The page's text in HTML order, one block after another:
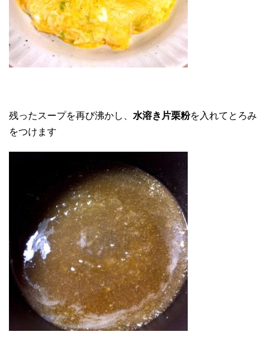
残ったスープを再び沸かし、 水溶き片栗粉を入れてとろみ
をつけます